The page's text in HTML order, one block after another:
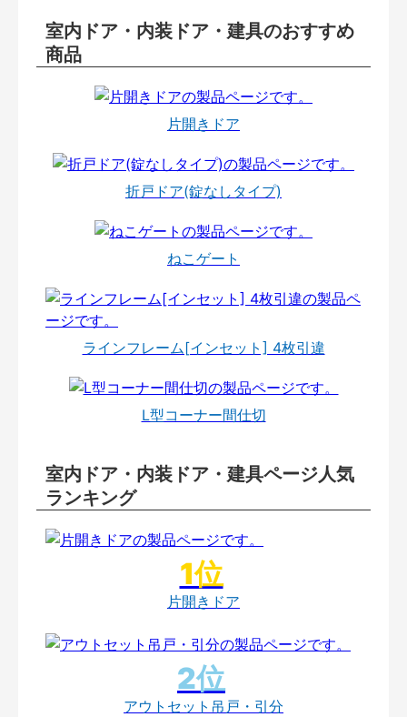
室内ドア・内装ドア・建具のおすすめ
商品
片開きドア
折戸ドア(錠なしタイプ)
ねこゲート
ラインフレーム[インセット] 4枚引違
L型コーナー間仕切
室内ドア・内装ドア・建具ページ人気
ランキング
片開きドア
アウトセット吊戸・引分